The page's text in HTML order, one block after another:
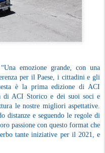
emozione grande, con una
per il Paese, i cittadini e gli
è la prima edizione di ACI
di ACI Storico e dei suoi soci e
le nostre migliori aspettative.
distanze e seguendo le regole di
passione con questo format che
tante iniziative per il 2021, e